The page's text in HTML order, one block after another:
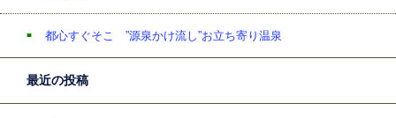
都心すぐそこ ”源泉かけ流し”お立ち寄り温泉
最近の投稿